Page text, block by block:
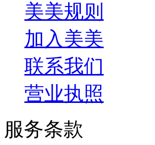
美美规则
加入美美
联系我们
营业执照
服务条款